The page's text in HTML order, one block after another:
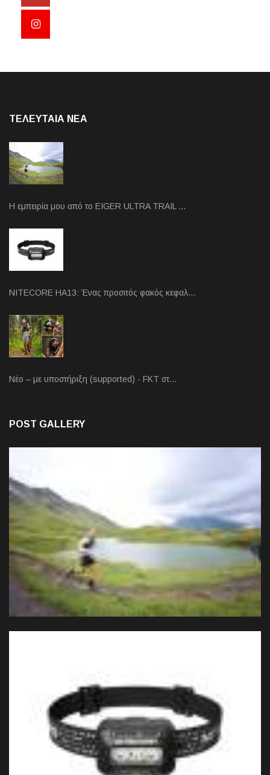
ΤΕΛΕΥΤΑΙΑ NEA
Η εμπειρία μου από το EIGER ULTRA TRAIL …
NITECORE HA13: Ένας προσιτός φακός κεφαλ…
Νέο – με υποστήριξη (supported) - FKT στ…
POST GALLERY